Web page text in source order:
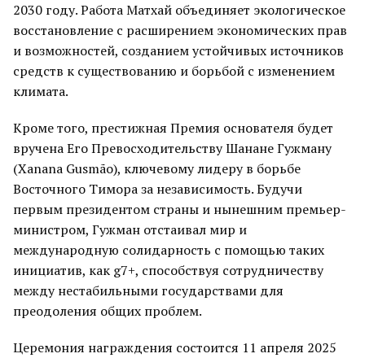
2030 году. Работа Матхай объединяет экологическое
восстановление с расширением экономических прав
и возможностей, созданием устойчивых источников
средств к существованию и борьбой с изменением
климата.
Кроме того, престижная Премия основателя будет
вручена Его Превосходительству Шанане Гужману
(Xanana Gusmão), ключевому лидеру в борьбе
Восточного Тимора за независимость. Будучи
первым президентом страны и нынешним премьер-
министром, Гужман отстаивал мир и
международную солидарность с помощью таких
инициатив, как g7+, способствуя сотрудничеству
между нестабильными государствами для
преодоления общих проблем.
Церемония награждения состоится 11 апреля 2025